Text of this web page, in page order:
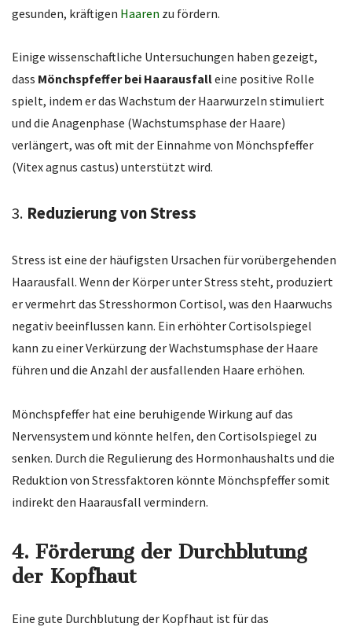
gesunden, kräftigen Haaren zu fördern.
Einige wissenschaftliche Untersuchungen haben gezeigt,
dass Mönchspfeffer bei Haarausfalleine positive Rolle
spielt, indem er das Wachstum der Haarwurzeln stimuliert
und die Anagenphase (Wachstumsphase der Haare)
verlängert, was oft mit der Einnahme von Mönchspfeffer
(Vitex agnus castus) unterstützt wird.
3. Reduzierung von Stress
Stress ist eine der häufigsten Ursachen für vorübergehenden
Haarausfall. Wenn der Körper unter Stress steht, produziert
er vermehrt das Stresshormon Cortisol, was den Haarwuchs
negativ beeinflussen kann. Ein erhöhter Cortisolspiegel
kann zu einer Verkürzung der Wachstumsphase der Haare
führen und die Anzahl der ausfallenden Haare erhöhen.
Mönchspfeffer hat eine beruhigende Wirkung auf das
Nervensystem und könnte helfen, den Cortisolspiegel zu
senken. Durch die Regulierung des Hormonhaushalts und die
Reduktion von Stressfaktoren könnte Mönchspfeffer somit
indirekt den Haarausfall vermindern.
4. Förderung der Durchblutung
der Kopfhaut
Eine gute Durchblutung der Kopfhaut ist für das